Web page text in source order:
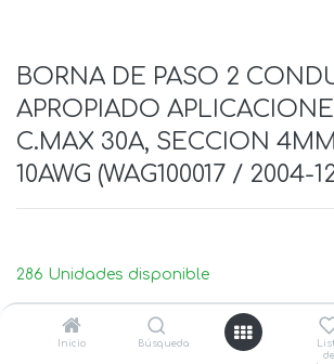
Inicio Búsqueda
de
BORNA DE PASO 2
APROPIADO
C.MAX 30A, SECCION
10AWG (WAG100017 / 2004-
286 Unidades disponible